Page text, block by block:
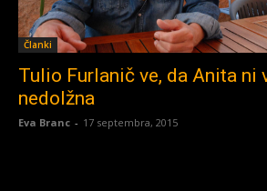
Članki
Tulio Furlanič ve, da Anita ni
nedolžna
Eva Branc - 17 septembra, 2015